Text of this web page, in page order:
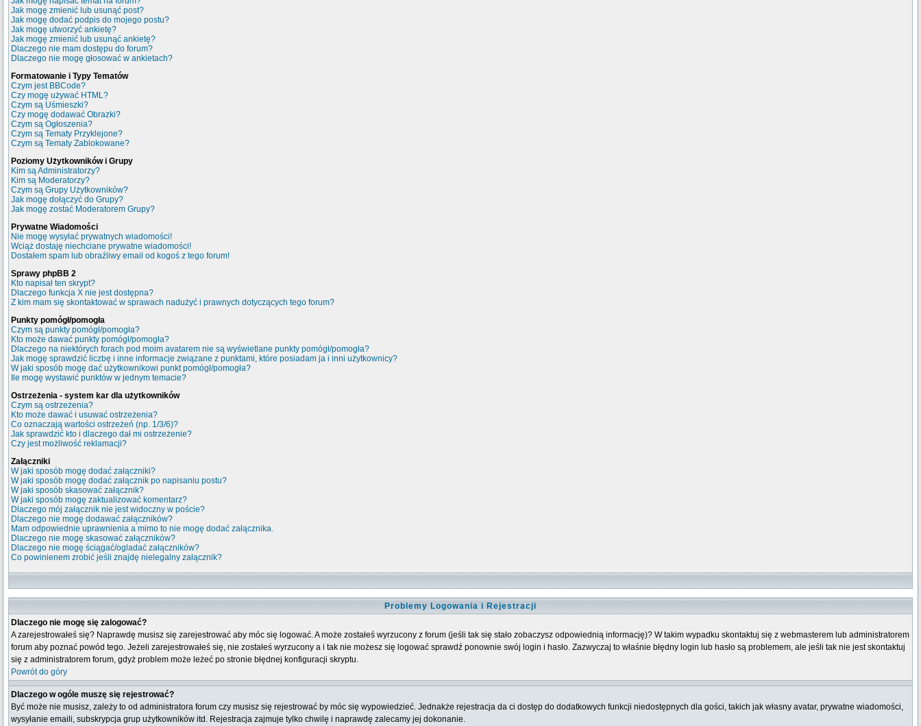
Jak mogę zmienić lub usunąć post?
Jak mogę dodać podpis do mojego postu?
Jak mogę utworzyć ankietę?
Jak mogę zmienić lub usunąć ankietę?
Dlaczego nie mam dostępu do forum?
Dlaczego nie mogę głosować w ankietach?
Formatowanie i Typy Tematów
Czym jest BBCode?
Czy mogę używać HTML?
Czym są Uśmieszki?
Czy mogę dodawać Obrazki?
Czym są Ogłoszenia?
Czym są Tematy Przyklejone?
Czym są Tematy Zablokowane?
Poziomy Użytkowników i Grupy
Kim są Administratorzy?
Kim są Moderatorzy?
Czym są Grupy Użytkowników?
Jak mogę dołączyć do Grupy?
Jak mogę zostać Moderatorem Grupy?
Prywatne Wiadomości
Nie mogę wysyłać prywatnych wiadomości!
Wciąż dostaję niechciane prywatne wiadomości!
Dostałem spam lub obraźliwy email od kogoś z tego forum!
Sprawy phpBB 2
Kto napisał ten skrypt?
Dlaczego funkcja X nie jest dostępna?
Z kim mam się skontaktować w sprawach nadużyć i prawnych dotyczących tego forum?
Punkty pomógł/pomogła
Czym są punkty pomógł/pomogła?
Kto może dawać punkty pomógł/pomogła?
Dlaczego na niektórych forach pod moim avatarem nie są wyświetlane punkty pomógł/pomogła?
Jak mogę sprawdzić liczbę i inne informacje związane z punktami, które posiadam ja i inni użytkownicy?
W jaki sposób mogę dać użytkownikowi punkt pomógł/pomogła?
Ile mogę wystawić punktów w jednym temacie?
Ostrzeżenia - system kar dla użytkowników
Czym są ostrzeżenia?
Kto może dawać i usuwać ostrzeżenia?
Co oznaczają wartości ostrzeżeń (np. 1/3/6)?
Jak sprawdzić kto i dlaczego dał mi ostrzeżenie?
Czy jest możliwość reklamacji?
Załączniki
W jaki sposób mogę dodać załączniki?
W jaki sposób mogę dodać załącznik po napisaniu postu?
W jaki sposób skasować załącznik?
W jaki sposób mogę zaktualizować komentarz?
Dlaczego mój załącznik nie jest widoczny w poście?
Dlaczego nie mogę dodawać załączników?
Mam odpowiednie uprawnienia a mimo to nie mogę dodać załącznika.
Dlaczego nie mogę skasować załączników?
Dlaczego nie mogę ściągać/ogladać załączników?
Co powinienem zrobić jeśli znajdę nielegalny załącznik?
Problemy Logowania i Rejestracji
Dlaczego nie mogę się zalogować?
A zarejestrowałeś się? Naprawdę musisz się zarejestrować aby móc się logować. A może zostałeś wyrzucony z forum (jeśli tak się stało zobaczysz odpowiednią informację)? W takim wypadku skontaktuj się z webmasterem lub administratorem
forum aby poznać powód tego. Jeżeli zarejestrowałeś się, nie zostałeś wyrzucony a i tak nie możesz się logować sprawdź ponownie swój login i hasło. Zazwyczaj to właśnie błędny login lub hasło są problemem, ale jeśli tak nie jest skontaktuj
się z administratorem forum, gdyż problem może leżeć po stronie błędnej konfiguracji skryptu.
Powrót do góry
Dlaczego w ogóle muszę się rejestrować?
Być może nie musisz, zależy to od administratora forum czy musisz się rejestrować by móc się wypowiedzieć. Jednakże rejestracja da ci dostęp do dodatkowych funkcji niedostępnych dla gości, takich jak własny avatar, prywatne wiadomości,
wysyłanie emaili, subskrypcja grup użytkowników itd. Rejestracja zajmuje tylko chwilę i naprawdę zalecamy jej dokonanie.